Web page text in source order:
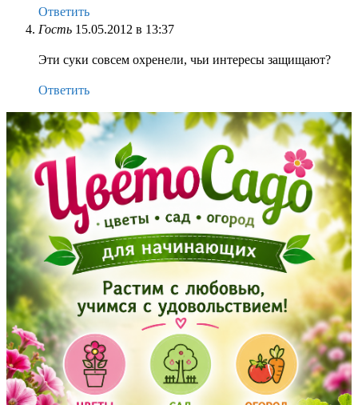
Ответить
Гость 15.05.2012 в 13:37
Эти суки совсем охренели, чьи интересы защищают?
Ответить